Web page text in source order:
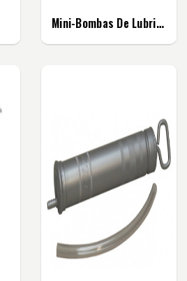
Mini-Bombas De Lubrificar